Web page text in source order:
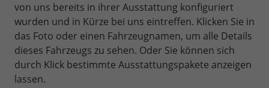
von uns bereits in ihrer Ausstattung konfiguriert
wurden und in Kürze bei uns eintreffen. Klicken Sie in
das Foto oder einen Fahrzeugnamen, um alle Details
dieses Fahrzeugs zu sehen. Oder Sie können sich
durch Klick bestimmte Ausstattungspakete anzeigen
lassen.